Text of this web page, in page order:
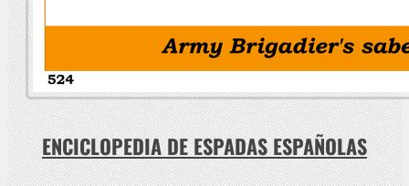
ENCICLOPEDIA DE ESPADAS ESPAÑOLAS